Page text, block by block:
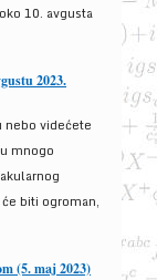
10. avgusta
2023.
nebo videćete
mnogo
biti ogroman,
(5. maj 2023)